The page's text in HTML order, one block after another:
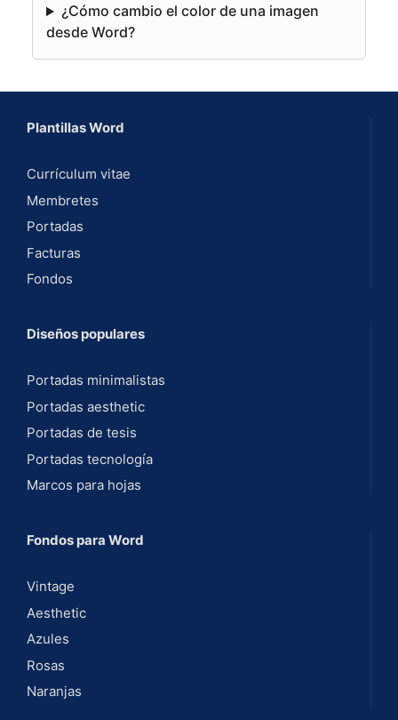
¿Cómo cambio el color de una imagen
desde Word?
Plantillas Word
Currículum vitae
Membretes
Portadas
Facturas
Fondos
Diseños populares
Portadas minimalistas
Portadas aesthetic
Portadas de tesis
Portadas tecnología
Marcos para hojas
Fondos para Word
Vintage
Aesthetic
Azules
Rosas
Naranjas